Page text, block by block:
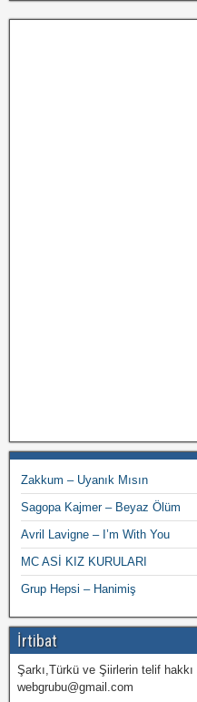
Zakkum – Uyanık Mısın
Sagopa Kajmer – Beyaz Ölüm
Avril Lavigne – I’m With You
MC ASİ KIZ KURULARI
Grup Hepsi – Hanimiş
İrtibat
Şarkı,Türkü ve Şiirlerin telif
webgrubu@gmail.com